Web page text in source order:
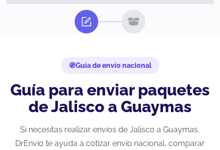
Guía de envío nacional
Guía para enviar paquetes
de Jalisco a Guaymas
Si necesitas realizar envíos de Jalisco a Guaymas,
DrEnvío te ayuda a cotizar envío nacional, comparar